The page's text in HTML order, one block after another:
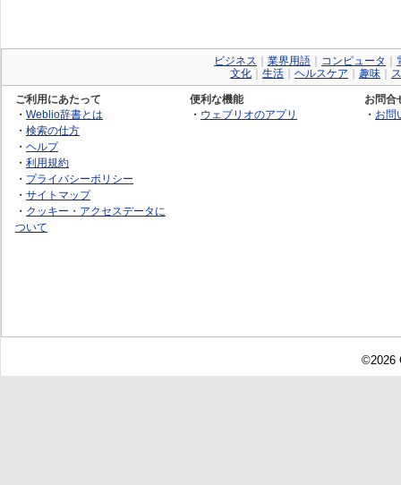
ビジネス 業界用語 コンピュータ
文化
生活 ヘルスケア 趣味
ご利用にあたって
・ Weblio辞書とは
・ 検索の仕方
・ ヘルプ
・ 利用規約
・ プライバシーポリシー
・ サイトマップ
・ クッキー・アクセスデータに
ついて
便利な機能
・ ウェブリオのアプリ
お問合
・ お問
©2026